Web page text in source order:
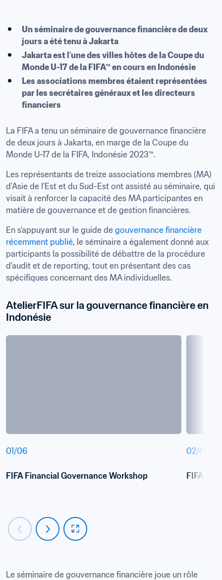
Un séminaire de gouvernance financière de deux
jours a été tenu à Jakarta
Jakarta est l'une des villes hôtes de la Coupe du
Monde U-17 de la FIFA™ en cours en Indonésie
Les associations membres étaient représentées
par les secrétaires généraux et les directeurs
financiers
La FIFA a tenu un séminaire de gouvernance financière
de deux jours à Jakarta, en marge de la Coupe du
Monde U-17 de la FIFA, Indonésie 2023™.
Les représentants de treize associations membres (MA)
d'Asie de l'Est et du Sud-Est ont assisté au séminaire, qui
visait à renforcer la capacité des MA participantes en
matière de gouvernance et de gestion financières.
En s'appuyant sur le guide de gouvernance financière
récemment publié, le séminaire a également donné aux
participants la possibilité de débattre de la procédure
d'audit et de reporting, tout en présentant des cas
spécifiques concernant des MA individuelles.
AtelierFIFA sur la gouvernance financière en
Indonésie
01/06
FIFA Financial Governance Workshop
02/06
FIFA
Le séminaire de gouvernance financière joue un rôle